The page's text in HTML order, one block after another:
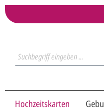
Hochzeitskarten